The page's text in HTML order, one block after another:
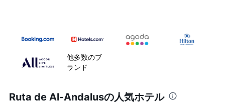
他多数のブ
ランド
Ruta de Al-Andalusの人気ホテル